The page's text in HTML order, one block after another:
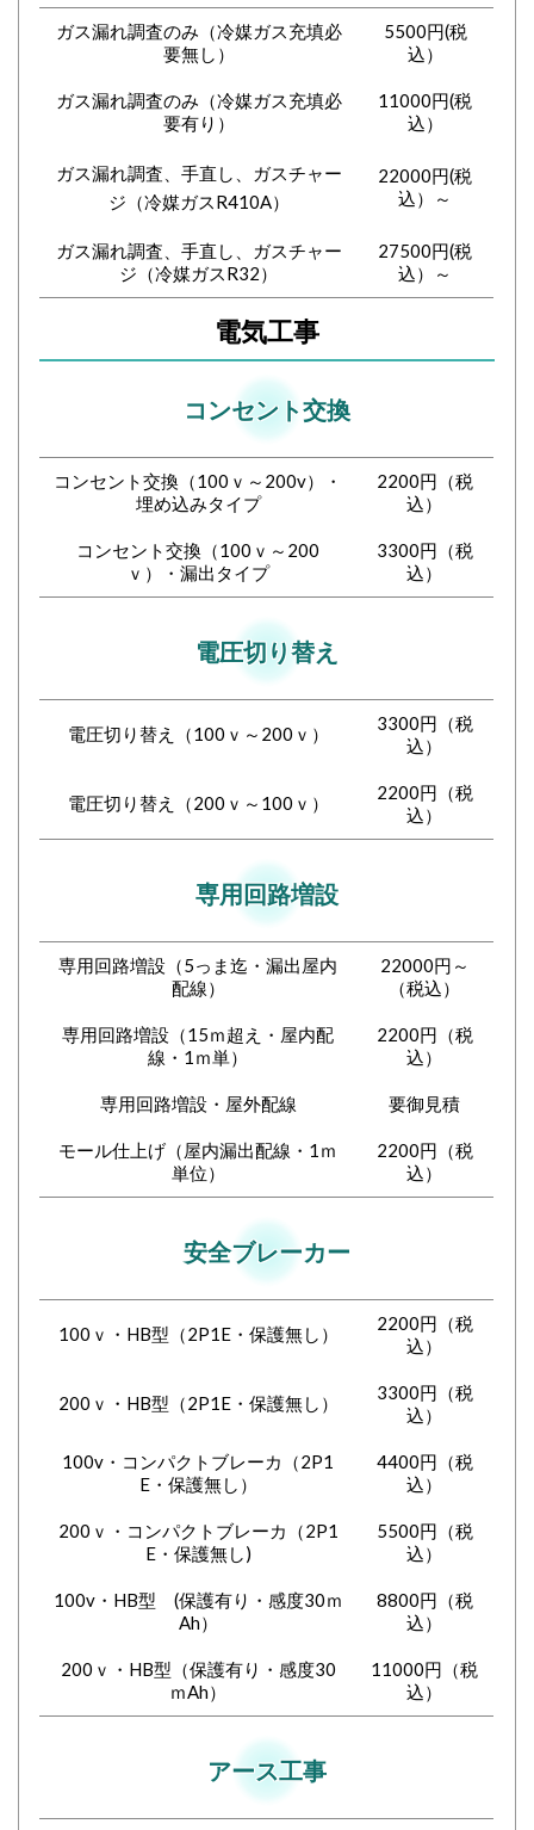
ガス漏れ調査のみ（冷媒ガス充填必
要無し）
5500円(税
込）
ガス漏れ調査のみ（冷媒ガス充填必
要有り）
11000円(税
込）
ガス漏れ調査、手直し、ガスチャー
ジ（冷媒ガスR410A）
22000円(税
込）～
ガス漏れ調査、手直し、ガスチャー
ジ（冷媒ガスR32）
27500円(税
込）～
電気工事
コンセント交換
コンセント交換（100ｖ～200v）・
埋め込みタイプ
2200円（税
込）
コンセント交換（100ｖ～200
ｖ）・漏出タイプ
3300円（税
込）
電圧切り替え
電圧切り替え（100ｖ～200ｖ）
3300円（税
込）
電圧切り替え（200ｖ～100ｖ）
2200円（税
込）
専用回路増設
専用回路増設（5っま迄・漏出屋内
配線）
22000円～
（税込）
専用回路増設（15ｍ超え・屋内配
線・1ｍ単）
2200円（税
込）
専用回路増設・屋外配線 要御見積
モール仕上げ（屋内漏出配線・1ｍ
単位）
2200円（税
込）
安全ブレーカー
100ｖ・HB型（2P1E・保護無し）
2200円（税
込）
200ｖ・HB型（2P1E・保護無し）
3300円（税
込）
100v・コンパクトブレーカ（2P1
E・保護無し）
4400円（税
込）
200ｖ・コンパクトブレーカ（2P1
E・保護無し)
5500円（税
込）
100v・HB型 (保護有り・感度30ｍ
Ah）
8800円（税
込）
200ｖ・HB型（保護有り・感度30
ｍAh）
11000円（税
込）
アース工事